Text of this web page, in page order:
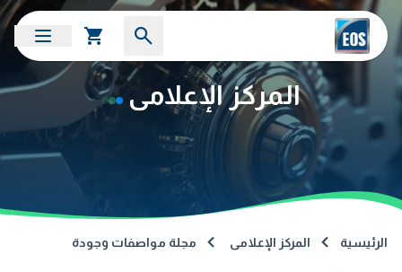
المركز الإعلامى
الرئيسية المركز الإعلامى مجلة مواصفات وجودة